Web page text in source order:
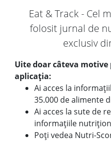
Eat & Track - Cel
folosit jurnal de
exclusiv
Uite doar câteva
aplicația:
Ai acces la
35.000 de alimente
Ai acces la sute de
informațiile
Poți vedea Nutri-